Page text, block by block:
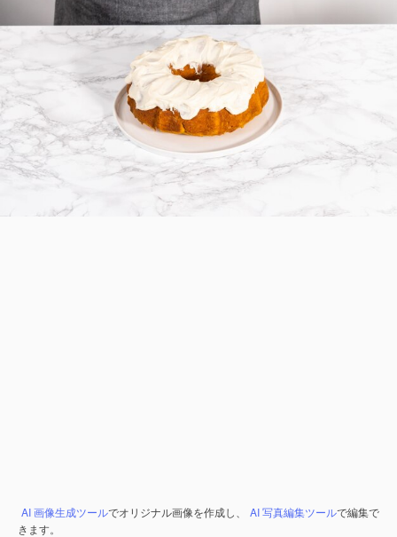
AI 画像生成ツールでオリジナル画像を作成し、 AI 写真編集ツールで編集で
きます。